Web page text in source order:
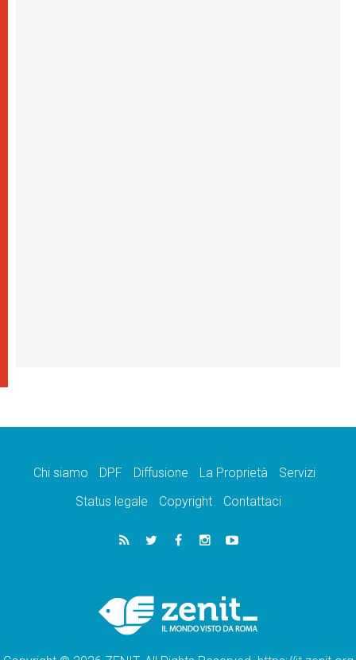
Chi siamo DPF Diffusione La Proprietà
Servizi
Status legale
Copyright Contattaci